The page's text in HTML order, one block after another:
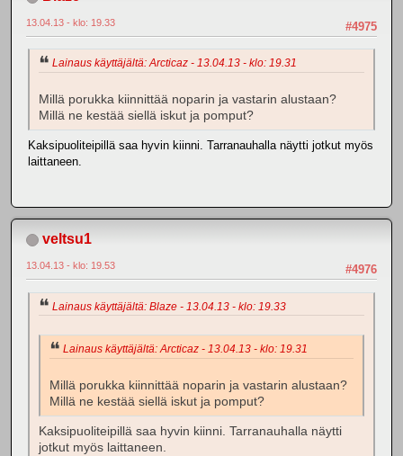
#4975
13.04.13 - klo: 19.33
Lainaus käyttäjältä: Arcticaz - 13.04.13 - klo: 19.31
Millä porukka kiinnittää noparin ja vastarin alustaan?
Millä ne kestää siellä iskut ja pomput?
Kaksipuoliteipillä saa hyvin kiinni. Tarranauhalla näytti jotkut myös
laittaneen.
veltsu1
#4976
13.04.13 - klo: 19.53
Lainaus käyttäjältä: Blaze - 13.04.13 - klo: 19.33
Lainaus käyttäjältä: Arcticaz - 13.04.13 - klo: 19.31
Millä porukka kiinnittää noparin ja vastarin alustaan?
Millä ne kestää siellä iskut ja pomput?
Kaksipuoliteipillä saa hyvin kiinni. Tarranauhalla näytti
jotkut myös laittaneen.